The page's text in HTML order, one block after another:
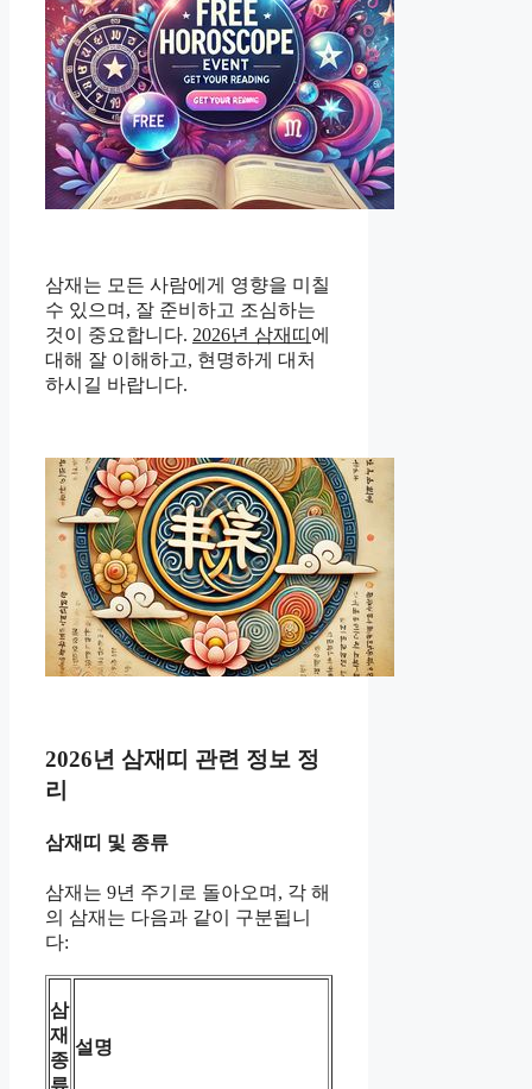
삼재는 모든 사람에게 영향을 미칠
수 있으며, 잘 준비하고 조심하는
것이 중요합니다. 2026년 삼재띠 에
대해 잘 이해하고, 현명하게 대처
하시길 바랍니다.
2026년 삼재띠 관련 정보 정
리
삼재띠 및 종류
삼재는 9년 주기로 돌아오며, 각 해
의 삼재는 다음과 같이 구분됩니
다:
삼
재
종
설명